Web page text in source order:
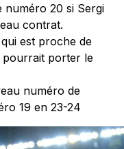
20 si Sergi
contrat.
est proche de
pourrait porter le
numéro de
19 en 23-24